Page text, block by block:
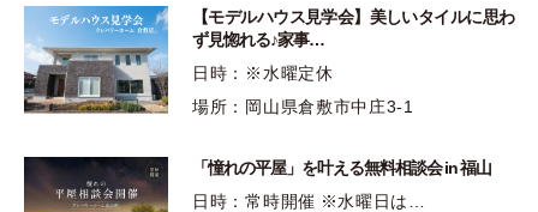
【モデルハウス見学会】美しいタイルに思わ
ず見惚れる♪家事…
日時：※水曜定休
場所：岡山県倉敷市中庄3-1
「憧れの平屋」を叶える無料相談会 in 福山
日時：常時開催 ※水曜日は…